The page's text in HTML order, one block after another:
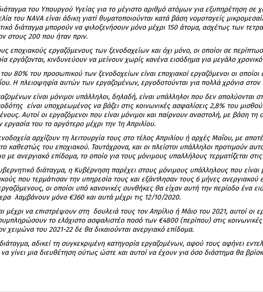
του Υπουργού Υγείας για το μέγιστο αριθμό ατόμων για εξυπηρέτηση
του NAVA είναι άδικη γιατί θυματοποιούνται κατά βάση νομοταγείς
διάταγμα μπορούν να φιλοξενήσουν μόνο μέχρι 150 άτομα, ασχέτως των
στους 200 που ήταν πριν.
εποχιακούς εργαζόμενους των ξενοδοχείων και όχι μόνο, οι οποίοι σε
εργάζονται, κινδυνεύουν να μείνουν χωρίς κανένα εισόδημα για μεγάλο
80% του προσωπικού των ξενοδοχείων είναι εποχιακοί εργαζόμενοι οι
Η πλειοψηφία αυτών των εργαζομένων, εργοδοτούνται για πολλά χρόνια στον
είναι μόνιμοι υπάλληλοι, δηλαδή, είναι υπάλληλοι που δεν απολύονται
είναι υποχρεωμένος να βάζει στις κοινωνικές ασφαλίσεις 2,8% του
Αυτοί οι εργαζόμενοι που είναι μόνιμοι και παίρνουν αναστολή, με βάση
του το αργότερο μέχρι την 1η Απριλίου.
αρχίζουν τη λειτουργία τους στο τέλος Απριλίου ή αρχές Μαΐου, με
καθεστώς του εποχιακού. Ταυτόχρονα, και οι πλείστοι υπάλληλοι προτιμούν
με ανεργιακό επίδομα, το οποίο για τους μόνιμους υπαλλήλους τερματίζεται
διάταγμα, η Κυβέρνηση παρέχει στους μόνιμους υπάλληλους που
που τερμάτισαν την υπηρεσία τους και εξάντλησαν τους 6 μήνες
οι οποίοι υπό κανονικές συνθήκες θα είχαν αυτή την περίοδο ένα
λαμβάνουν μόνο €360 και αυτά μέχρι τις 12/10/2020.
μέχρι να επιστρέψουν στη δουλειά τους τον Απρίλιο ή Μάιο του 2021, αυτοί οι
το ελάχιστο ασφαλιστέο ποσό των €4800 (περίπου) στις
χειμώνα του 2021-22 δε θα δικαιούνται ανεργιακό επίδομα.
αδικεί τη συγκεκριμένη κατηγορία εργαζομένων, αφού τους αφήνει
γίνει μια διευθέτηση ούτως ώστε και αυτοί να έχουν για όσο διάστημα θα